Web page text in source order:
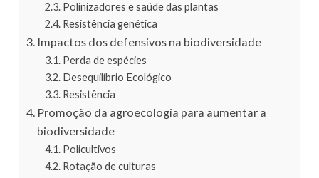
Polinizadores e saúde das plantas
Resistência genética
Impactos dos defensivos na biodiversidade
Perda de espécies
Desequilíbrio Ecológico
Resistência
Promoção da agroecologia para aumentar a
biodiversidade
Policultivos
Rotação de culturas